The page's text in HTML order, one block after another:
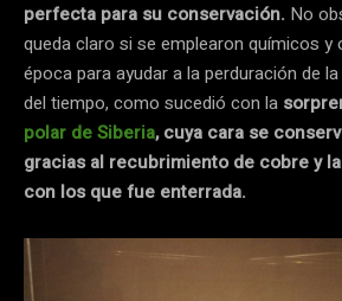
perfecta para su conservación. No
queda claro si se emplearon químicos y
época para ayudar a la perduración de
del tiempo, como sucedió con la
polar de Siberia, cuya cara se
gracias al recubrimiento de cobre y
con los que fue enterrada.